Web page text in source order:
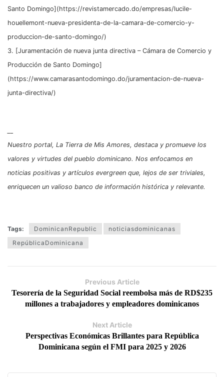
Santo Domingo](https://revistamercado.do/empresas/lucile-
houellemont-nueva-presidenta-de-la-camara-de-comercio-y-
produccion-de-santo-domingo/)
3. [Juramentación de nueva junta directiva – Cámara de Comercio y
Producción de Santo Domingo]
(https://www.camarasantodomingo.do/juramentacion-de-nueva-
junta-directiva/)
Nuestro portal, La Tierra de Mis Amores, destaca y promueve los
valores y virtudes del pueblo dominicano. Nos enfocamos en
noticias positivas y artículos evergreen que, lejos de ser triviales,
enriquecen un valioso banco de información histórica y relevante.
Tags: DominicanRepublic
noticiasdominicanas
RepúblicaDominicana
Previous Article
Tesorería de la Seguridad Social reembolsa más de RD$235
millones a trabajadores y empleadores dominicanos
Next Article
Perspectivas Económicas Brillantes para República
Dominicana según el FMI para 2025 y 2026